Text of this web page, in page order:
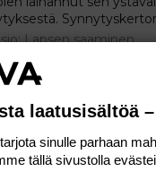
Lapsen saaminen
isä hoitovapaata?
eiköhän aika moni
ilmoittanut LA
oli tilanne töissä
laatusisältöä
sinulle parhaan
tällä sivustolla